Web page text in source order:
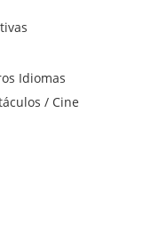
Idiomas
/ Cine